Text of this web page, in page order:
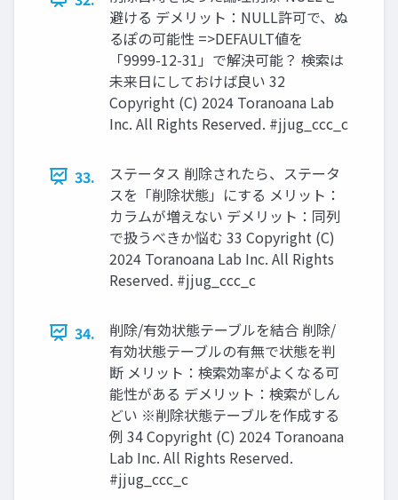
避ける デメリット：NULL許可で、ぬ
るぽの可能性 =>DEFAULT値を
「9999-12-31」で解決可能？ 検索は
未来日にしておけば良い 32
Copyright (C) 2024 Toranoana Lab
Inc. All Rights Reserved. #jjug_ccc_c
33.
ステータス 削除されたら、ステータ
スを「削除状態」にする メリット：
カラムが増えない デメリット：同列
で扱うべきか悩む 33 Copyright (C)
2024 Toranoana Lab Inc. All Rights
Reserved. #jjug_ccc_c
34.
削除/有効状態テーブルを結合 削除/
有効状態テーブルの有無で状態を判
断 メリット：検索効率がよくなる可
能性がある デメリット：検索がしん
どい ※削除状態テーブルを作成する
例 34 Copyright (C) 2024 Toranoana
Lab Inc. All Rights Reserved.
#jjug_ccc_c